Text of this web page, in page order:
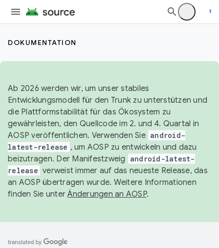
DOKUMENTATION
Ab 2026 werden wir, um unser stabiles
Entwicklungsmodell für den Trunk zu unterstützen und
die Plattformstabilität für das Ökosystem zu
gewährleisten, den Quellcode im 2. und 4. Quartal in
AOSP veröffentlichen. Verwenden Sie android-
latest-release , um AOSP zu entwickeln und dazu
beizutragen. Der Manifestzweig
android-latest-
release verweist immer auf das neueste Release, das
an AOSP übertragen wurde. Weitere Informationen
finden Sie unterÄnderungen an AOSP.